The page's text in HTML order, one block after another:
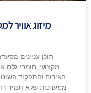
מיזוג אוויר
תוכן עניינים
מקצועי, חומרי גלם
האירוח והתפקוד
ממערכות שלא תמיד